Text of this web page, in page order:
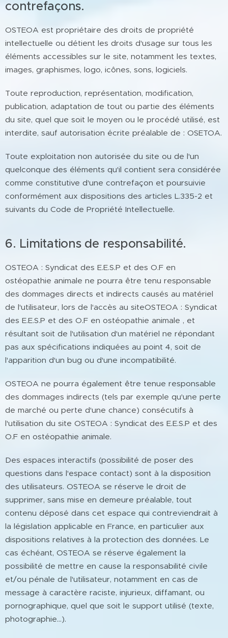
contrefaçons.
OSTEOA est propriétaire des droits de propriété
intellectuelle ou détient les droits d'usage sur tous les
éléments accessibles sur le site, notamment les textes,
images, graphismes, logo, icônes, sons, logiciels.
Toute reproduction, représentation, modification,
publication, adaptation de tout ou partie des éléments
du site, quel que soit le moyen ou le procédé utilisé, est
interdite, sauf autorisation écrite préalable de : OSETOA.
Toute exploitation non autorisée du site ou de l'un
quelconque des éléments qu'il contient sera considérée
comme constitutive d'une contrefaçon et poursuivie
conformément aux dispositions des articles L.335-2 et
suivants du Code de Propriété Intellectuelle.
6. Limitations de responsabilité.
OSTEOA : Syndicat des E.E.S.P et des O.F en
ostéopathie animale ne pourra être tenu responsable
des dommages directs et indirects causés au matériel
de l'utilisateur, lors de l'accès au siteOSTEOA : Syndicat
des E.E.S.P et des O.F en ostéopathie animale , et
résultant soit de l'utilisation d'un matériel ne répondant
pas aux spécifications indiquées au point 4, soit de
l'apparition d'un bug ou d'une incompatibilité.
OSTEOA ne pourra également être tenue responsable
des dommages indirects (tels par exemple qu'une perte
de marché ou perte d'une chance) consécutifs à
l'utilisation du site OSTEOA : Syndicat des E.E.S.P et des
O.F en ostéopathie animale.
Des espaces interactifs (possibilité de poser des
questions dans l'espace contact) sont à la disposition
des utilisateurs. OSTEOA se réserve le droit de
supprimer, sans mise en demeure préalable, tout
contenu déposé dans cet espace qui contreviendrait à
la législation applicable en France, en particulier aux
dispositions relatives à la protection des données. Le
cas échéant, OSTEOA se réserve également la
possibilité de mettre en cause la responsabilité civile
et/ou pénale de l'utilisateur, notamment en cas de
message à caractère raciste, injurieux, diffamant, ou
pornographique, quel que soit le support utilisé (texte,
photographie…).